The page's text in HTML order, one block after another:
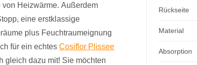
Heizwärme. Außerdem
eine erstklassige
plus Feuchtraumeignung
für ein echtes Cosiflor Plissee
gleich dazu mit! Sie möchten
Rückseite
Material
Absorption